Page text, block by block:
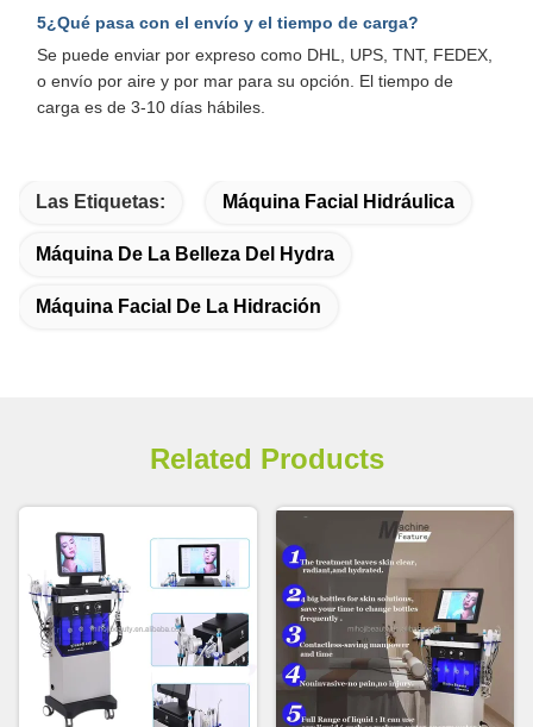
5¿Qué pasa con el envío y el tiempo de carga?
Se puede enviar por expreso como DHL, UPS, TNT, FEDEX,
o envío por aire y por mar para su opción. El tiempo de
carga es de 3-10 días hábiles.
Las Etiquetas: Máquina Facial Hidráulica
Máquina De La Belleza Del Hydra
Máquina Facial De La Hidración
Related Products